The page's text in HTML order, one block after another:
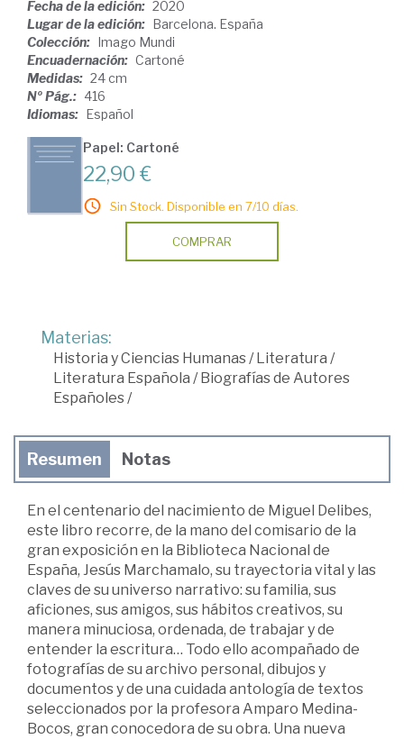
Fecha de la edición: 2020
Lugar de la edición: Barcelona. España
Colección: Imago Mundi
Encuadernación: Cartoné
Medidas: 24 cm
Nº Pág.: 416
Idiomas: Español
Papel: Cartoné
22,90 €
Sin Stock. Disponible en 7/10 días.
COMPRAR
Materias:
Historia y Ciencias Humanas/ Literatura /
Literatura Española / Biografías de Autores
Españoles/
Resumen Notas
En el centenario del nacimiento de Miguel Delibes,
este libro recorre, de la mano del comisario de la
gran exposición en la Biblioteca Nacional de
España, Jesús Marchamalo, su trayectoria vital y las
claves de su universo narrativo: su familia, sus
aficiones, sus amigos, sus hábitos creativos, su
manera minuciosa, ordenada, de trabajar y de
entender la escritura… Todo ello acompañado de
fotografías de su archivo personal, dibujos y
documentos y de una cuidada antología de textos
seleccionados por la profesora Amparo Medina-
Bocos, gran conocedora de su obra. Una nueva